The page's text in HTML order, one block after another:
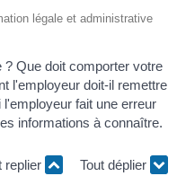
légale et administrative
Que doit comporter votre
l'employeur doit-il remettre
fait une erreur
informations à connaître.
replier Tout déplier